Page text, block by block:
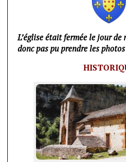
L’église était fermée le jour de
donc pas pu prendre les